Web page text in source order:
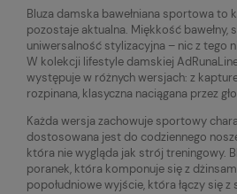
Bluza damska bawełniana sportowa to
pozostaje aktualna. Miękkość bawełny,
uniwersalność stylizacyjna – nic z tego
W kolekcji lifestyle damskiej
występuje w różnych wersjach: z
rozpinana, klasyczna naciągana przez
Każda wersja zachowuje sportowy
dostosowana jest do codziennego
która nie wygląda jak strój treningowy.
poranek, która komponuje się z
popołudniowe wyjście, która łączy się z